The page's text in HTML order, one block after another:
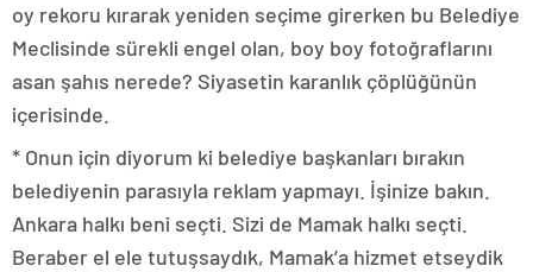
oy rekoru kırarak yeniden seçime girerken bu Belediye
Meclisinde sürekli engel olan, boy boy fotoğraflarını
asan şahıs nerede? Siyasetin karanlık çöplüğünün
içerisinde.
* Onun için diyorum ki belediye başkanları bırakın
belediyenin parasıyla reklam yapmayı. İşinize bakın.
Ankara halkı beni seçti. Sizi de Mamak halkı seçti.
Beraber el ele tutuşsaydık, Mamak’a hizmet etseydik